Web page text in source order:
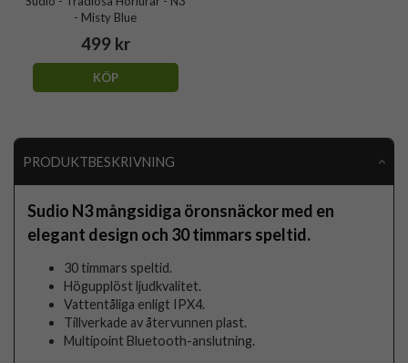
- Misty Blue
499 kr
KÖP
PRODUKTBESKRIVNING
Sudio N3 mångsidiga öronsnäckor med en
elegant design och 30 timmars speltid.
30 timmars speltid.
Högupplöst ljudkvalitet.
Vattentåliga enligt IPX4.
Tillverkade av återvunnen plast.
Multipoint Bluetooth-anslutning.